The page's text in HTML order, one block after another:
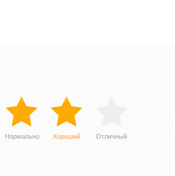
Нормально Хороший Отличный